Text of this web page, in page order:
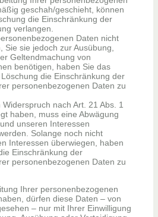
geschah/geschieht, können
die Einschränkung der
verlangen.
Daten nicht
Sie sie jedoch zur Ausübung,
Geltendmachung von
benötigen, haben Sie das
die Einschränkung der
personenbezogenen Daten zu
nach Art. 21 Abs. 1
haben, muss eine Abwägung
unseren Interessen
Solange noch nicht
Interessen überwiegen, haben
Einschränkung der
personenbezogenen Daten zu
Ihrer personenbezogenen
dürfen diese Daten – von
– nur mit Ihrer Einwilligung